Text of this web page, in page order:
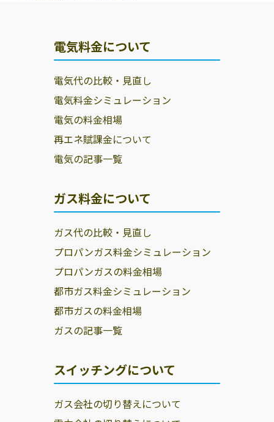
電気料金について
電気代の比較・見直し
電気料金シミュレーション
電気の料金相場
再エネ賦課金について
電気の記事一覧
ガス料金について
ガス代の比較・見直し
プロパンガス料金シミュレーション
プロパンガスの料金相場
都市ガス料金シミュレーション
都市ガスの料金相場
ガスの記事一覧
スイッチングについて
ガス会社の切り替えについて